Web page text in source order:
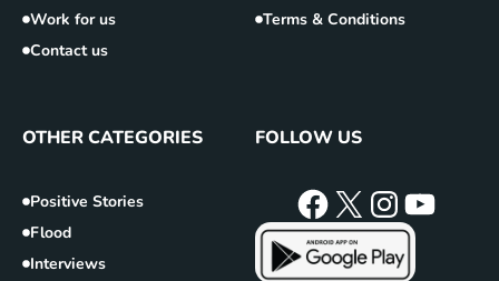
Work for us
Contact us
Terms & Conditions
OTHER CATEGORIES
Positive Stories
Flood
Interviews
FOLLOW US